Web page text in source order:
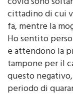
fa, mentre la
Ho sentito
e attendono la
tampone per il
questo
periodo di
Il secondo caso